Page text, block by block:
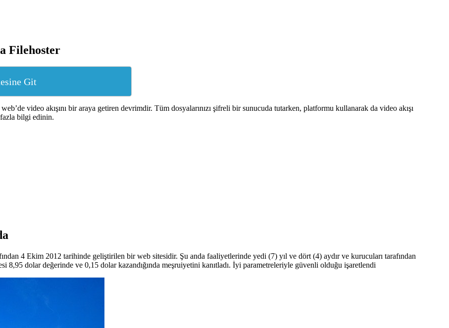
Filehoster
Git
video akışını bir araya getiren devrimdir. Tüm dosyalarınızı şifreli bir sunucuda tutarken, platformu kullanarak da video akışı
bilgi edinin.
4 Ekim 2012 tarihinde geliştirilen bir web sitesidir. Şu anda faaliyetlerinde yedi (7) yıl ve dört (4) aydır ve kurucuları tarafından
8,95 dolar değerinde ve 0,15 dolar kazandığında meşruiyetini kanıtladı. İyi parametreleriyle güvenli olduğu işaretlendi